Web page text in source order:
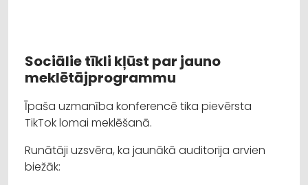
Sociālie tīkli kļūst par jauno
meklētājprogrammu
Īpaša uzmanība konferencē tika pievērsta
TikTok lomai meklēšanā.
Runātāji uzsvēra, ka jaunākā auditorija arvien
biežāk: